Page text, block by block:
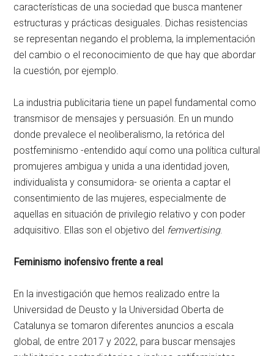
características de una sociedad que busca mantener
estructuras y prácticas desiguales. Dichas resistencias
se representan negando el problema, la implementación
del cambio o el reconocimiento de que hay que abordar
la cuestión, por ejemplo.
La industria publicitaria tiene un papel fundamental como
transmisor de mensajes y persuasión. En un mundo
donde prevalece el neoliberalismo, la retórica del
postfeminismo -entendido aquí como una política cultural
promujeres ambigua y unida a una identidad joven,
individualista y consumidora- se orienta a captar el
consentimiento de las mujeres, especialmente de
aquellas en situación de privilegio relativo y con poder
adquisitivo. Ellas son el objetivo del femvertising.
Feminismo inofensivo frente a real
En la investigación que hemos realizado entre la
Universidad de Deusto y la Universidad Oberta de
Catalunya se tomaron diferentes anuncios a escala
global, de entre 2017 y 2022, para buscar mensajes